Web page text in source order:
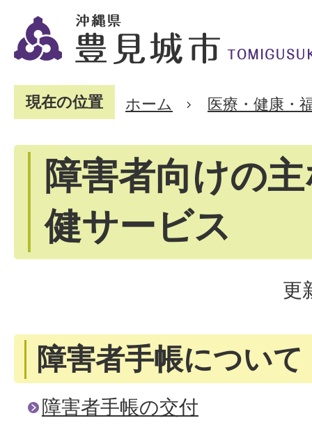
現在の位置 ホーム 医療・健康・
障害者向けの
健サービス
更
障害者手帳について
障害者手帳の交付